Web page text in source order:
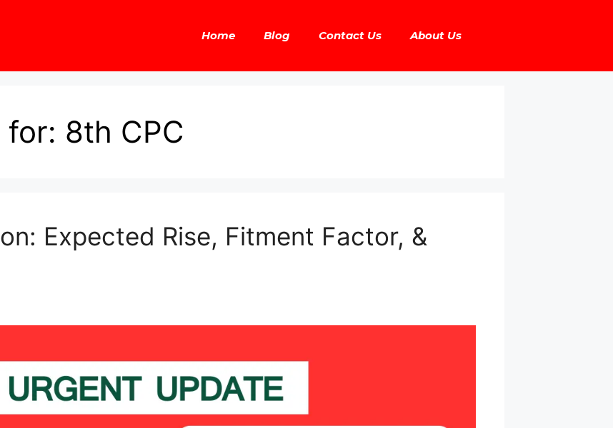
Home Blog Contact Us About Us
for: 8th CPC
Expected Rise, Fitment Factor, &